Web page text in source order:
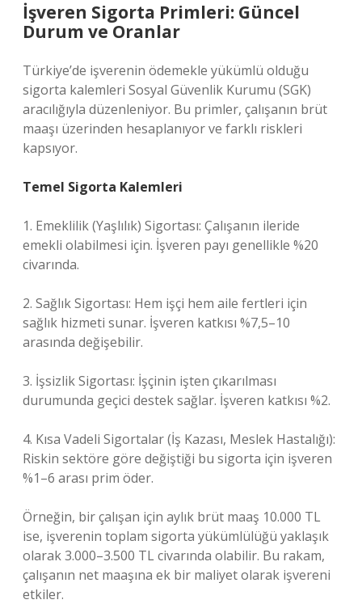
İşveren Sigorta Primleri: Güncel
Durum ve Oranlar
Türkiye’de işverenin ödemekle yükümlü olduğu
sigorta kalemleri Sosyal Güvenlik Kurumu (SGK)
aracılığıyla düzenleniyor. Bu primler, çalışanın brüt
maaşı üzerinden hesaplanıyor ve farklı riskleri
kapsıyor.
Temel Sigorta Kalemleri
1. Emeklilik (Yaşlılık) Sigortası: Çalışanın ileride
emekli olabilmesi için. İşveren payı genellikle %20
civarında.
2. Sağlık Sigortası: Hem işçi hem aile fertleri için
sağlık hizmeti sunar. İşveren katkısı %7,5–10
arasında değişebilir.
3. İşsizlik Sigortası: İşçinin işten çıkarılması
durumunda geçici destek sağlar. İşveren katkısı %2.
4. Kısa Vadeli Sigortalar (İş Kazası, Meslek Hastalığı):
Riskin sektöre göre değiştiği bu sigorta için işveren
%1–6 arası prim öder.
Örneğin, bir çalışan için aylık brüt maaş 10.000 TL
ise, işverenin toplam sigorta yükümlülüğü yaklaşık
olarak 3.000–3.500 TL civarında olabilir. Bu rakam,
çalışanın net maaşına ek bir maliyet olarak işvereni
etkiler.